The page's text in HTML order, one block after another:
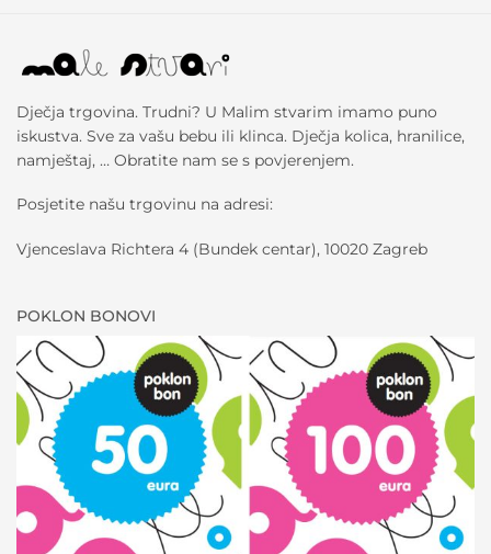
Dječja trgovina. Trudni? U Malim stvarim imamo puno
iskustva. Sve za vašu bebu ili klinca. Dječja kolica, hranilice,
namještaj, … Obratite nam se s povjerenjem.
Posjetite našu trgovinu na adresi:
Vjenceslava Richtera 4 (Bundek centar), 10020 Zagreb
POKLON BONOVI